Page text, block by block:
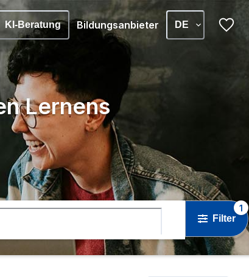
KI-Beratung Bildungsanbieter DE
Lernens
Filter
1